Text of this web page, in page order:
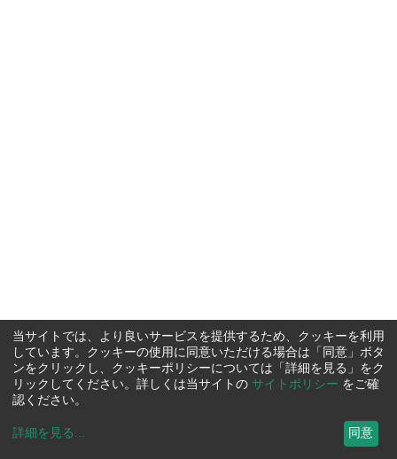
当サイトでは、より良いサービスを提供するため、クッキーを利用
しています。クッキーの使用に同意いただける場合は「同意」ボタ
ンをクリックし、クッキーポリシーについては「詳細を見る」をク
リックしてください。詳しくは当サイトの サイトポリシー をご確
認ください。
詳細を見る ... 同意